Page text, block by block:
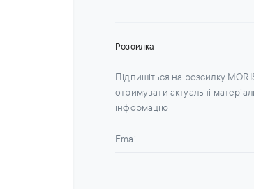
Розсилка
Підпишіться на розсилку
отримувати актуальні
інформацію